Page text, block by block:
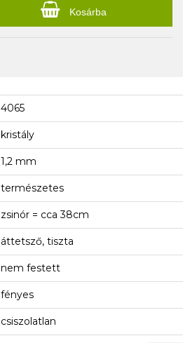
Kosárba
4065
kristály
1,2 mm
természetes
zsinór = cca 38cm
áttetsző, tiszta
nem festett
fényes
csiszolatlan